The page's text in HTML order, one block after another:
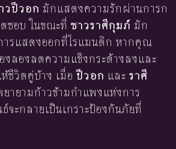
วปีวอก มักแสดงความรักผ่านการก
ชอบ ในขณะที่ ชาวราศีกุมภ์ มัก
ารแสดงออกที่โรแมนติก หากคุณ
งลองลดความแข็งกระด้างลงและ
ชีวิตคู่บ้าง เมื่อปีวอก และ ราศี
ายามก้าวข้ามกำแพงแห่งการ
ะกลายเป็นเกราะป้องกันภัยที่